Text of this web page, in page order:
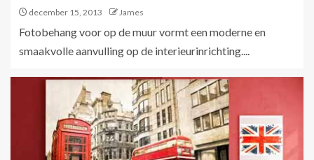
december 15, 2013 James
Fotobehang voor op de muur vormt een moderne en
smaakvolle aanvulling op de interieurinrichting....